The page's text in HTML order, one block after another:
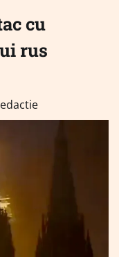
cu
rus